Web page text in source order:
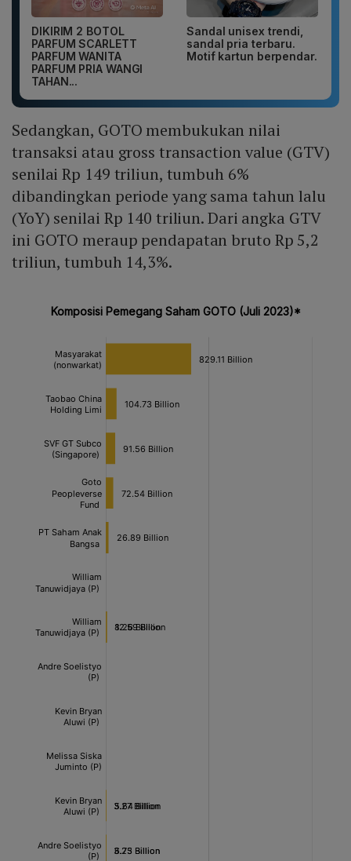
DIKIRIM 2 BOTOL
PARFUM SCARLETT
PARFUM WANITA
PARFUM PRIA WANGI
TAHAN...
Sandal unisex trendi,
sandal pria terbaru.
Motif kartun berpendar.
Sedangkan, GOTO membukukan nilai
transaksi atau gross transaction value (GTV)
senilai Rp 149 triliun, tumbuh 6%
dibandingkan periode yang sama tahun lalu
(YoY) senilai Rp 140 triliun. Dari angka GTV
ini GOTO meraup pendapatan bruto Rp 5,2
triliun, tumbuh 14,3%.